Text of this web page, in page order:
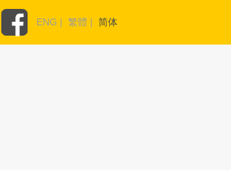
ENG | 繁體 | 简体